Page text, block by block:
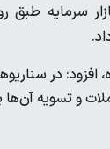
سرمایه طبق
افزود: در
و تسویه آن‌ها